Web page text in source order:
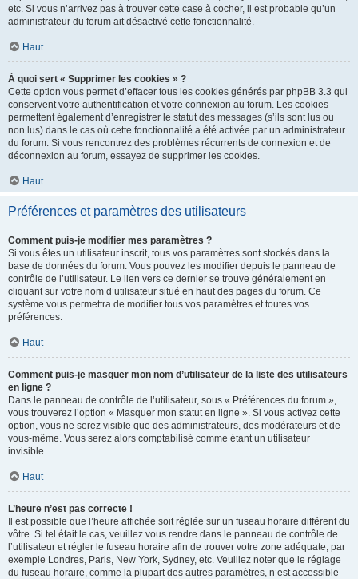
etc. Si vous n’arrivez pas à trouver cette case à cocher, il est probable qu’un
administrateur du forum ait désactivé cette fonctionnalité.
Haut
À quoi sert « Supprimer les cookies » ?
Cette option vous permet d’effacer tous les cookies générés par phpBB 3.3 qui
conservent votre authentification et votre connexion au forum. Les cookies
permettent également d’enregistrer le statut des messages (s’ils sont lus ou
non lus) dans le cas où cette fonctionnalité a été activée par un administrateur
du forum. Si vous rencontrez des problèmes récurrents de connexion et de
déconnexion au forum, essayez de supprimer les cookies.
Haut
Préférences et paramètres des utilisateurs
Comment puis-je modifier mes paramètres ?
Si vous êtes un utilisateur inscrit, tous vos paramètres sont stockés dans la
base de données du forum. Vous pouvez les modifier depuis le panneau de
contrôle de l’utilisateur. Le lien vers ce dernier se trouve généralement en
cliquant sur votre nom d’utilisateur situé en haut des pages du forum. Ce
système vous permettra de modifier tous vos paramètres et toutes vos
préférences.
Haut
Comment puis-je masquer mon nom d’utilisateur de la liste des utilisateurs
en ligne ?
Dans le panneau de contrôle de l’utilisateur, sous « Préférences du forum »,
vous trouverez l’option « Masquer mon statut en ligne ». Si vous activez cette
option, vous ne serez visible que des administrateurs, des modérateurs et de
vous-même. Vous serez alors comptabilisé comme étant un utilisateur
invisible.
Haut
L’heure n’est pas correcte !
Il est possible que l’heure affichée soit réglée sur un fuseau horaire différent du
vôtre. Si tel était le cas, veuillez vous rendre dans le panneau de contrôle de
l’utilisateur et régler le fuseau horaire afin de trouver votre zone adéquate, par
exemple Londres, Paris, New York, Sydney, etc. Veuillez noter que le réglage
du fuseau horaire, comme la plupart des autres paramètres, n’est accessible